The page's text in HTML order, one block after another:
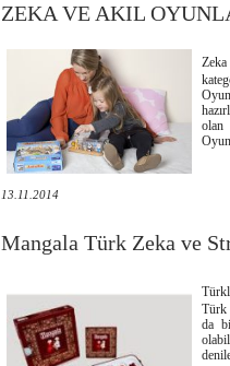
ZEKA VE AKIL
olan
13.11.2014
Mangala Türk Zeka ve
Türk
da